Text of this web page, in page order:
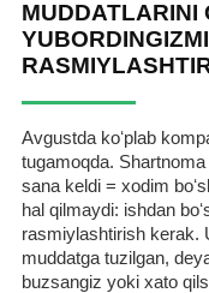
MUDDATLARINI
Avgustda koʻplab
tugamoqda. Shartnoma
sana keldi = хodim
hal qilmaydi: ishdan
rasmiylashtirish kerak.
muddatga tuzilgan,
buzsangiz yoki хato